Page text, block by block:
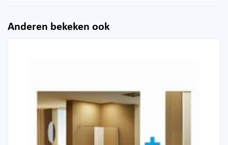
Anderen bekeken ook